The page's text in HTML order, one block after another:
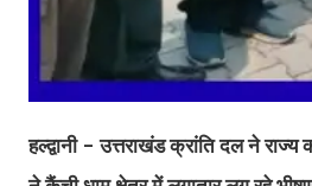
हल्द्वानी - उत्तराखंड क्रांति दल ने